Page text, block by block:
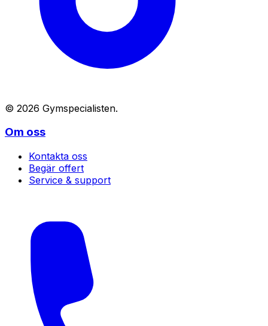
© 2026 Gymspecialisten.
Om oss
Kontakta oss
Begär offert
Service & support